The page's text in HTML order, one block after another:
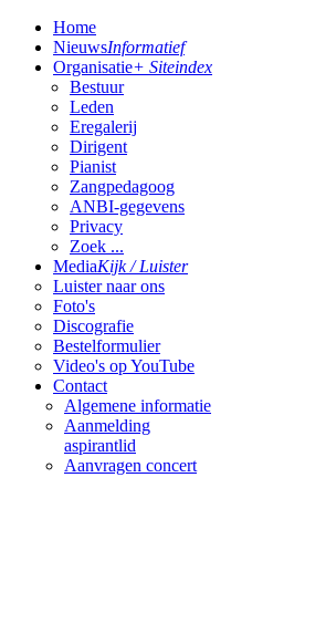
Home
NieuwsInformatief
Organisatie+ Siteindex
Bestuur
Leden
Eregalerij
Dirigent
Pianist
Zangpedagoog
ANBI-gegevens
Privacy
Zoek ...
MediaKijk / Luister
Luister naar ons
Foto's
Discografie
Bestelformulier
Video's op YouTube
Contact
Algemene informatie
Aanmelding
aspirantlid
Aanvragen concert